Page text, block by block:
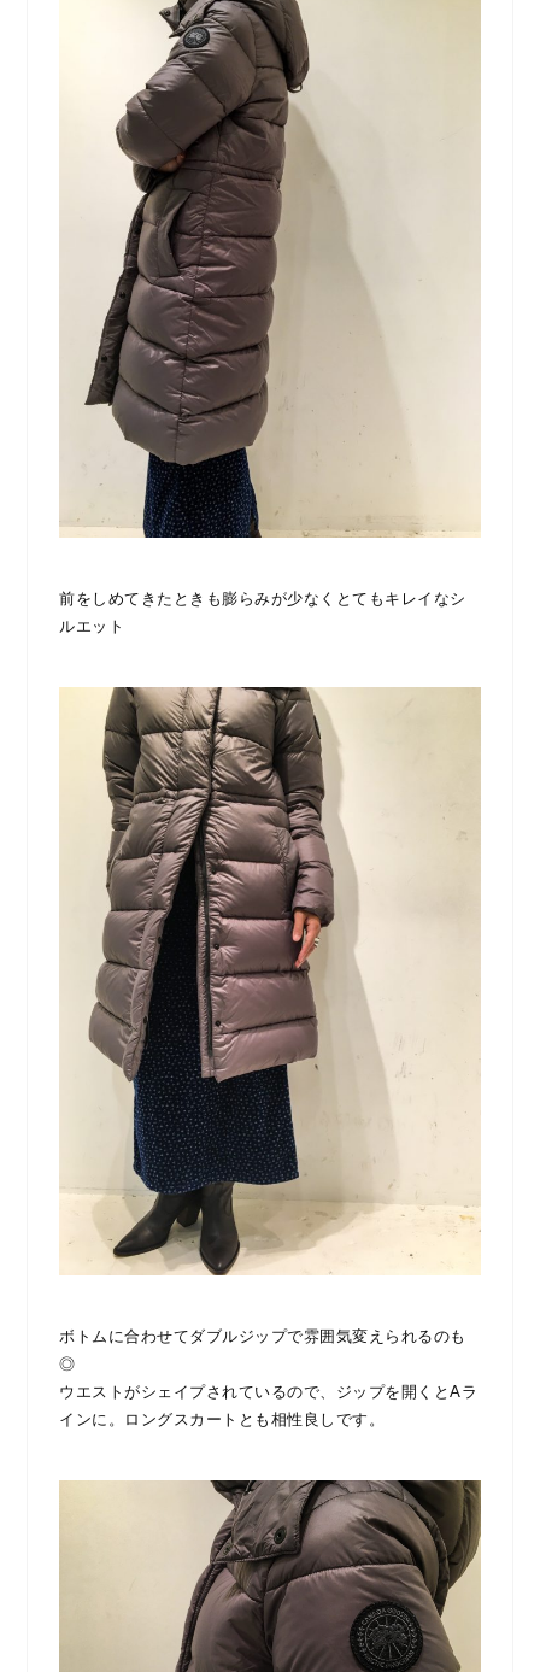
前をしめてきたときも膨らみが少なくとてもキレイなシ
ルエット
ボトムに合わせてダブルジップで雰囲気変えられるのも
◎
ウエストがシェイプされているので、ジップを開くとAラ
インに。ロングスカートとも相性良しです。